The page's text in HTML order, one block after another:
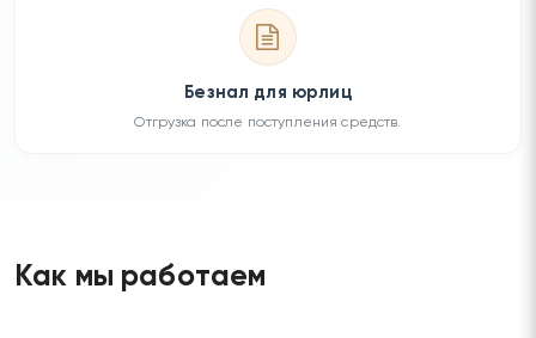
Безнал для юрлиц
Отгрузка после поступления средств.
Как мы работаем